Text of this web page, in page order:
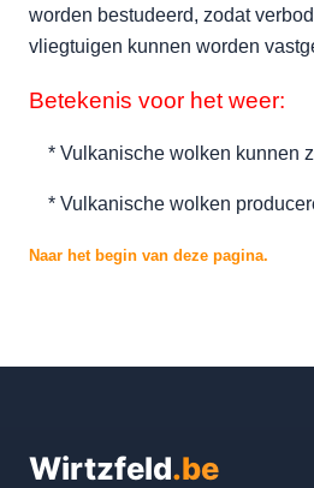
worden bestudeerd, zodat
vliegtuigen kunnen worden
Betekenis voor het weer:
* Vulkanische wolken kunnen
* Vulkanische wolken
Naar het begin van deze pagina.
Wirtzfeld.be